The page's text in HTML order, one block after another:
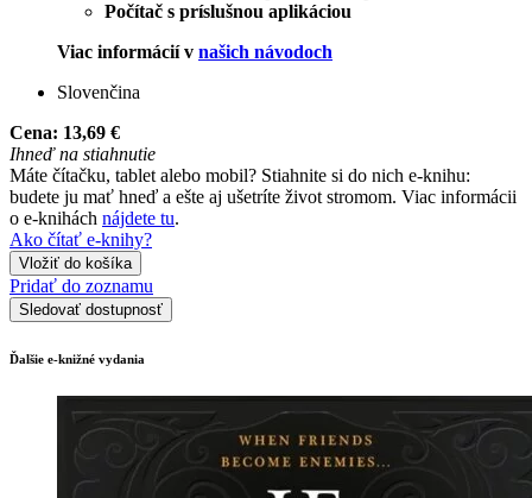
Počítač s príslušnou aplikáciou
Viac informácií v našich návodoch
Slovenčina
Cena: 13,69 €
Ihneď na stiahnutie
Máte čítačku, tablet alebo mobil? Stiahnite si do nich e-knihu:
budete ju mať hneď a ešte aj ušetríte život stromom. Viac informácii
o e-knihách nájdete tu.
Ako čítať e-knihy?
Vložiť do košíka
Pridať do zoznamu
Sledovať dostupnosť
Ďalšie e-knižné vydania